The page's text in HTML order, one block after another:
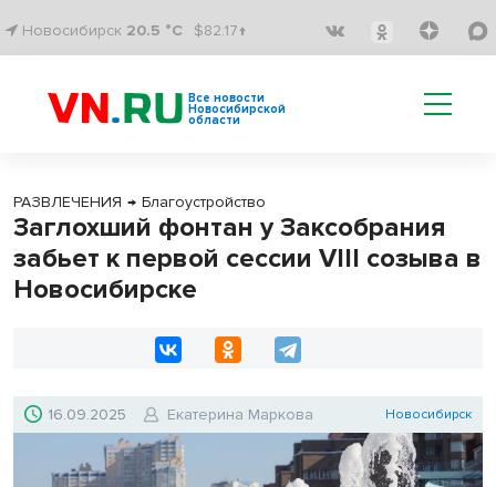
Новосибирск 20.5 °C $82.17↑
Все новости
Новосибирской
области
РАЗВЛЕЧЕНИЯ → Благоустройство
Заглохший фонтан у Заксобрания
забьет к первой сессии VIII созыва в
Новосибирске
16.09.2025 Екатерина Маркова Новосибирск